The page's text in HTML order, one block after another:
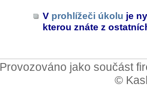
V prohlížeči úkolu je
kterou znáte z
Provozováno jako součást
©